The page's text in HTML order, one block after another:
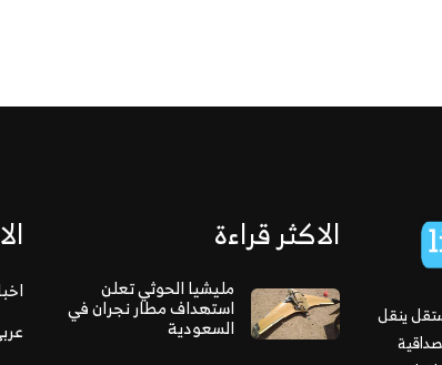
ينقل
الاكثر قراءة
مليشيا الحوثي تعلن
استهداف مطار نجران في
السعودية